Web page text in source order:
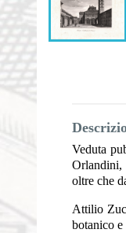
Veduta
Orlandini,
oltre che
Attilio
botanico